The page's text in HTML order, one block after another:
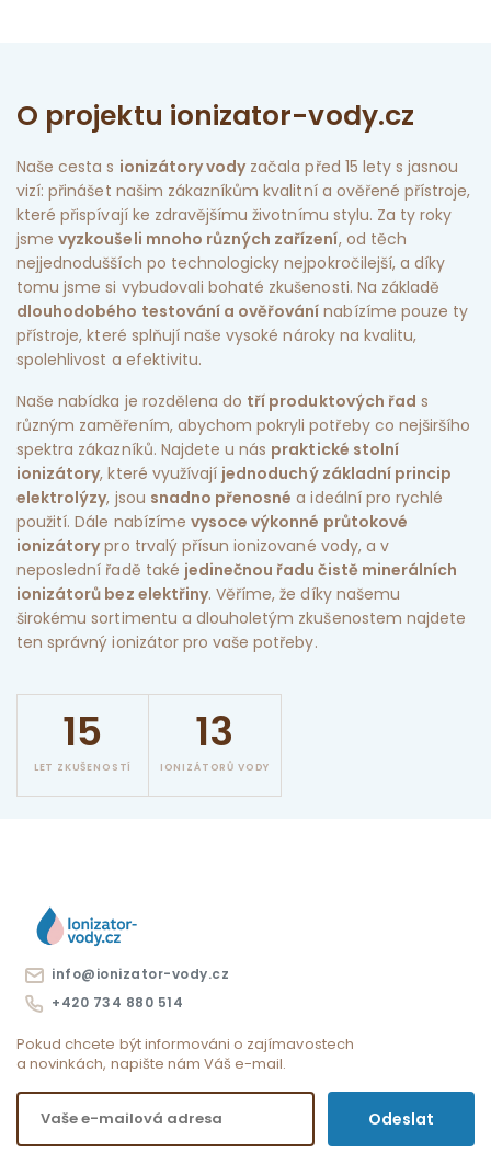
O projektu ionizator-vody.cz
Naše cesta s ionizátory vodyzačala před 15 lety s jasnou
vizí: přinášet našim zákazníkům kvalitní a ověřené přístroje,
které přispívají ke zdravějšímu životnímu stylu. Za ty roky
jsmevyzkoušeli mnoho různých zařízení, od těch
nejjednodušších po technologicky nejpokročilejší, a díky
tomu jsme si vybudovali bohaté zkušenosti. Na základě
dlouhodobého testování a ověřování nabízíme pouze ty
přístroje, které splňují naše vysoké nároky na kvalitu,
spolehlivost a efektivitu.
Naše nabídka je rozdělena do tří produktových řad s
různým zaměřením, abychom pokryli potřeby co nejširšího
spektra zákazníků. Najdete u nás praktické stolní
ionizátory, které využívají jednoduchý základní princip
elektrolýzy, jsou snadno přenosné a ideální pro rychlé
použití. Dále nabízíme vysoce výkonné průtokové
ionizátorypro trvalý přísun ionizované vody, a v
neposlední řadě také jedinečnou řadu čistě minerálních
ionizátorů bez elektřiny. Věříme, že díky našemu
širokému sortimentu a dlouholetým zkušenostem najdete
ten správný ionizátor pro vaše potřeby.
15
LET ZKUŠENOSTÍ
13
IONIZÁTORŮ VODY
info@ionizator-vody.cz
+420 734 880 514
Pokud chcete být informováni o zajímavostech
a novinkách, napište nám Váš e-mail.